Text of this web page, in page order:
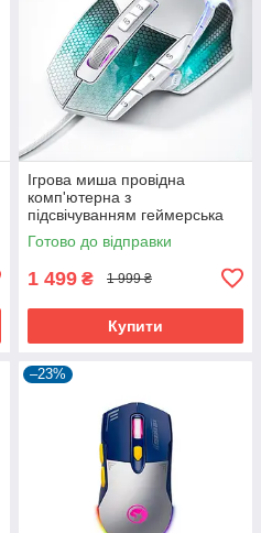
Ігрова миша провідна
комп'ютерна з
підсвічуванням геймерська
мишка для ігор 502X 13
кнопок 12800 dpi 1000 Гц
Готово до відправки
1 499 ₴ 1 999 ₴
Купити
–23%